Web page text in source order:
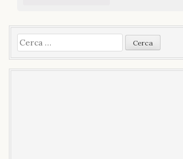
Ricerca
per: